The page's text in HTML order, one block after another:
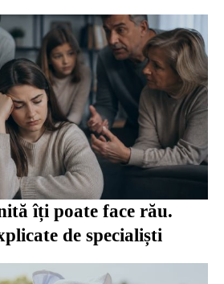
îți poate face rău.
de specialiști